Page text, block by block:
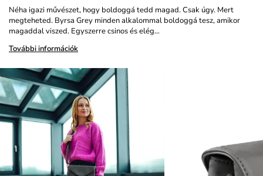
Néha igazi művészet, hogy boldoggá tedd magad. Csak úgy. Mert
megteheted. Byrsa Grey minden alkalommal boldoggá tesz, amikor
magaddal viszed. Egyszerre csinos és elég…
További információk